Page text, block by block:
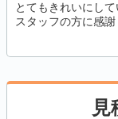
とてもきれいにし
スタッフの方に感謝